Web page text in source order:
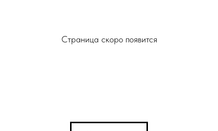
Страница скоро появится